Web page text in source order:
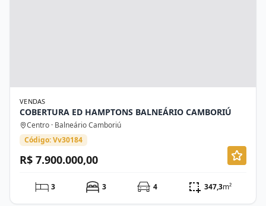
VENDAS
COBERTURA ED HAMPTONS BALNEÁRIO CAMBORIÚ
Centro · Balneário Camboriú
Código: Vv30184
R$ 7.900.000,00
3 3 4 347,3m²